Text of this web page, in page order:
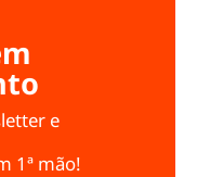
e
1ª mão!